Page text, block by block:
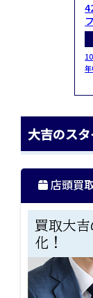
大吉のス
店頭買
買取大
化！